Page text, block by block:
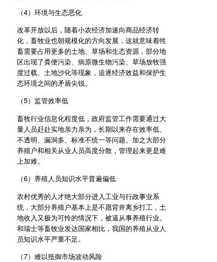
（4）环境与生态恶化
改革开放以后，随着小农经济加速向商品经济转
化，畜牧业也朝规模化的方向发展，这就意味着牲
畜需要占用更多的土地、草场和生态资源，部分地
区出现了粪便污染、病原微生物污染、草场放牧强
度过载、土地沙化等现象，追逐经济效益和保护生
态环境之间的矛盾尖锐。
（5）监管效率低
畜牧行业信息化程度低，政府监管工作需要通过大
量人员赶赴实地亲力亲为，长期以来存在效率低、
不透明、漏洞多、标准不统一等问题。加之大部分
养殖户和相关从业人员高度分散，管理起来更是难
上加难。
（6）养殖人员知识水平普遍偏低
农村优秀的人才绝大部分进入工业与行政事业系
统，大部分养殖户基本上是不愿背井离乡打工，土
地收入又极为可怜的情况下，被逼从事养殖行业。
和瑞士等畜牧业发达国家相比，我国的养殖从业人
员知识水平严重不足。
（7）难以抵御市场波动风险